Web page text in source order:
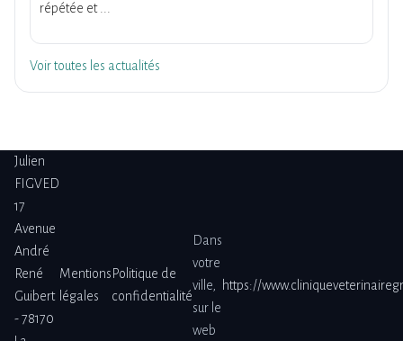
répétée et ...
Voir toutes les actualités
Julien
FIGVED
17
Avenue
André
René
Guibert
- 78170
Mentions
légales
Politique de
confidentialité
Dans
votre
ville,
sur le
web
https://